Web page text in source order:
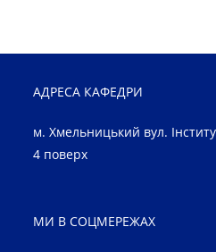
АДРЕСА КАФЕДРИ
м. Хмельницький вул.
4 поверх
МИ В СОЦМЕРЕЖАХ